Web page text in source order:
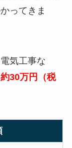
ってきま
気工事な
約30万円（税